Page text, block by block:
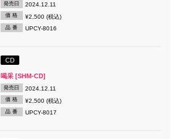
発売日 2024.12.11
価 格 ¥2,500 (税込)
品 番 UPCY-8016
CD
喝采 [SHM-CD]
発売日 2024.12.11
価 格 ¥2,500 (税込)
品 番 UPCY-8017